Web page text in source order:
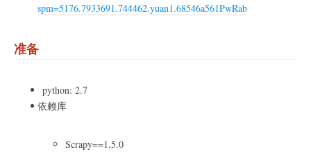
spm=5176.7933691.744462.yuan1.68546a561PwRab
准备
python: 2.7
依赖库
Scrapy==1.5.0